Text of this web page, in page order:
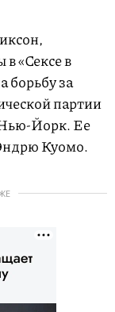
«Сексе в
борьбу за
партии
Нью-Йорк. Ее
Куомо.